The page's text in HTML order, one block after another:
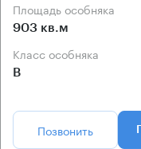
Площадь особняка
903 кв.м
Класс особняка
B
Позвонить